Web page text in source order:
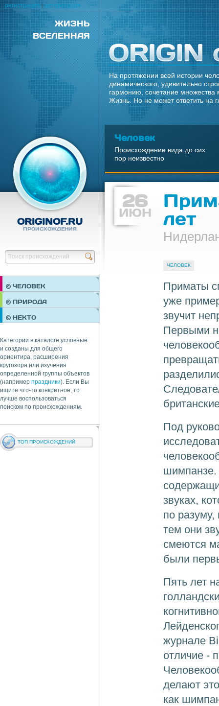
ЖИЗНЬ
ВСЕЛЕННАЯ
На протяжении всей истории
динамического, удивительно
гармонию, сочетание множества
Жизнь. Но не может ответить на
Человек
Происхождение вида до сих
пор неизвестно
ORIGINOF.RU
ПРОИСХОЖДЕНИЯ
© ЧЕЛОВЕК
ПРАЗДНИКИ
ОБЩЕСТВО
© ПРИРОДА
© НЕКТО
Категории в каталоге условные
и созданы для общего
ориентира, расширения
кругозора или изучения
определенной группы объектов
(например праздники). Если Вы
ищите что-то конкретное, то
лучше воспользоваться
поиском по происхождениям.
ТОП ПРОИСХОЖДЕНИЙ
26
ИЮН
лет
ЧЕЛОВЕК
Приматы
уже
звучит
Первыми
Под
шимпанзе.
звуках,
по
тем они
смеются
были
Пять лет
журнале
отличие -
делают
как
регистрация|авторизация